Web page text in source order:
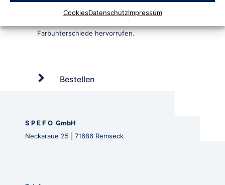
CookiesDatenschutzImpressum
Bestellen
S P E F O GmbH
Neckaraue 25 | 71686 Remseck